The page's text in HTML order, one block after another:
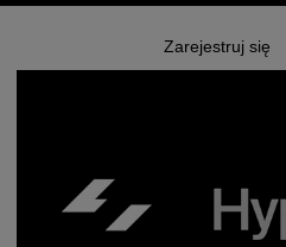
Zarejestruj się